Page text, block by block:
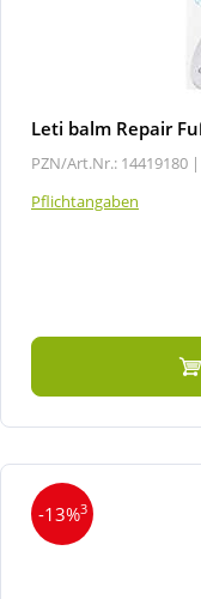
Leti balm Repair
PZN/Art.Nr.: 14419180 |
Pflichtangaben
-13%3